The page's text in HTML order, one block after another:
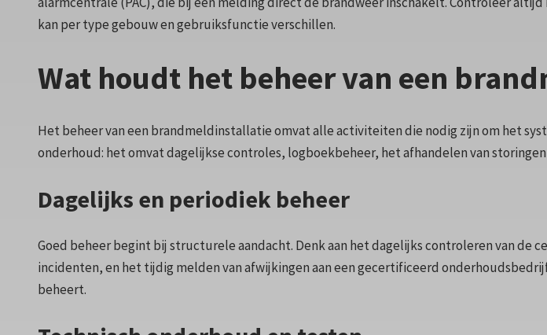
kan per type gebouw en gebruiksfunctie verschillen.
Wat houdt het beheer van een
Het beheer van een brandmeldinstallatie omvat alle activiteiten die nodig zijn om het
onderhoud: het omvat dagelijkse controles, logboekbeheer, het afhandelen van
Dagelijks en periodiek beheer
Goed beheer begint bij structurele aandacht. Denk aan het dagelijks controleren van
incidenten, en het tijdig melden van afwijkingen aan een gecertificeerd
beheert.